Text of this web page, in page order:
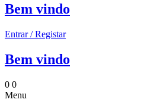
Bem vindo
Entrar / Registar
Bem vindo
0 0
Menu